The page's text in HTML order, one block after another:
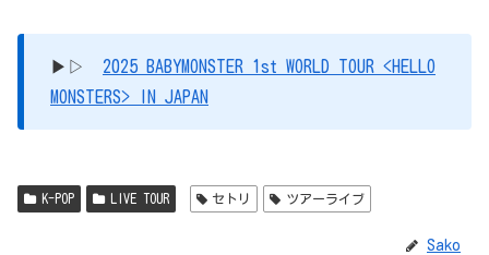
▶▷ 2025 BABYMONSTER 1st WORLD TOUR <HELLO
MONSTERS> IN JAPAN
K-POP LIVE TOUR セトリ ツアーライブ
Sako